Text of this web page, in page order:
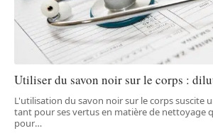
Utiliser du savon noir sur le corps :
L'utilisation du savon noir sur le corps suscite
tant pour ses vertus en matière de nettoyage
pour…